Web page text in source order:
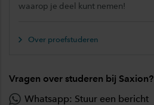
waarop je deel kunt nemen!
Over proefstuderen
Vragen over studeren bij Saxion?
Whatsapp: Stuur een bericht